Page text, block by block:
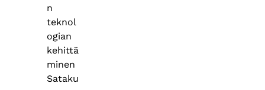
n
teknol
ogian
kehittä
minen
Sataku